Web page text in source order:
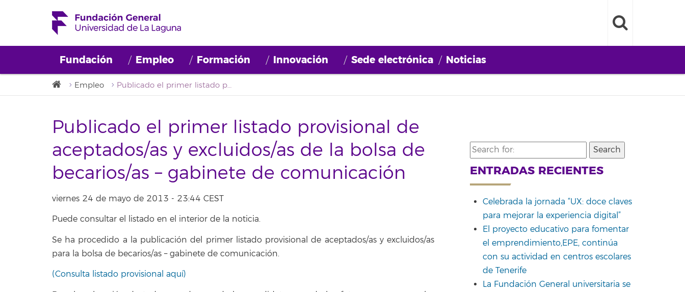
Fundación Empleo Formación Innovación Sede electrónica Noticias
Empleo Publicado el primer listado provisional de aceptados/as y excluidos/as de la bolsa de becarios/as – gabinete de comunicación
Publicado el primer listado provisional de
aceptados/as y excluidos/as de la bolsa de
becarios/as – gabinete de comunicación
viernes 24 de mayo de 2013 - 23:44 CEST
Puede consultar el listado en el interior de la noticia.
Se ha procedido a la publicación del primer listado provisional de aceptados/as y excluidos/as
para la bolsa de becarios/as – gabinete de comunicación.
(Consulta listado provisional aquí)
Search
for:
ENTRADAS RECIENTES
Celebrada la jornada “UX: doce claves
para mejorar la experiencia digital”
El proyecto educativo para fomentar
el emprendimiento,EPE, continúa
con su actividad en centros escolares
de Tenerife
La Fundación General universitaria se